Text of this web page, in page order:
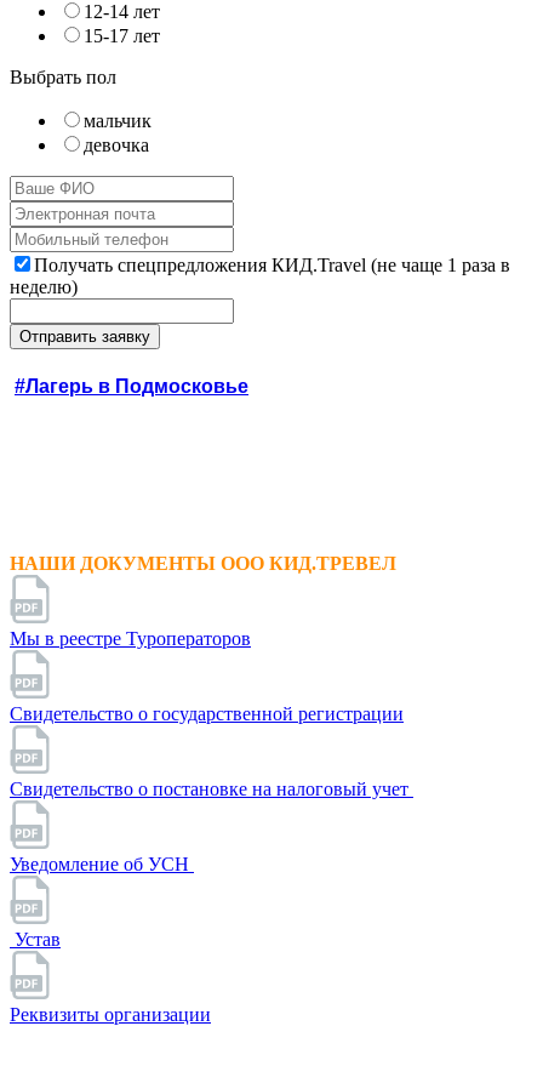
12-14 лет
15-17 лет
Выбрать пол
мальчик
девочка
Получать спецпредложения КИД.Travel (не чаще 1 раза в
неделю)
#Лагерь в Подмосковье
НАШИ ДОКУМЕНТЫ ООО КИД.ТРЕВЕЛ
Мы в реестре Туроператоров
Свидетельство о государственной регистрации
Свидетельство о постановке на налоговый учет
Уведомление об УСН
Устав
Реквизиты организации